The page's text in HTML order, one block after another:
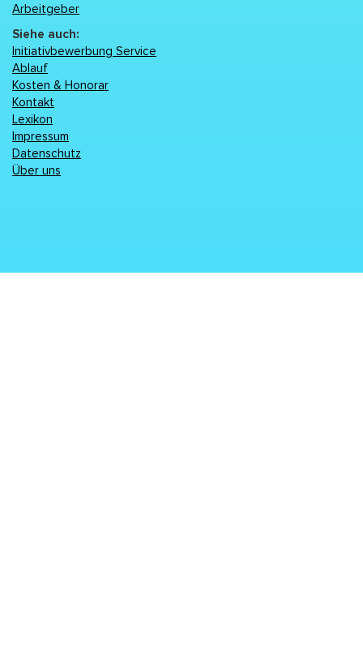
Arbeitgeber
Siehe auch:
Initiativbewerbung Service
Ablauf
Kosten & Honorar
Kontakt
Lexikon
Impressum
Datenschutz
Über uns